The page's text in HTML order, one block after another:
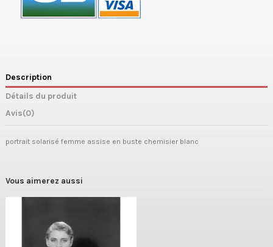
Description
Détails du produit
Avis(0)
portrait solarisé femme assise en buste chemisier blanc
Vous aimerez aussi